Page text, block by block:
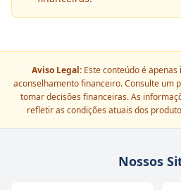
Aviso Legal: Este conteúdo é
aconselhamento financeiro. Consulte um
tomar decisões financeiras. As
refletir as condições atuais dos
Nossos